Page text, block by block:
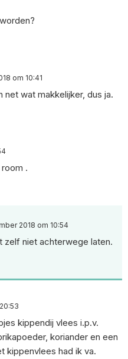
om 10:41
wat makkelijker, dus ja.
.
2018 om 10:54
zelf niet achterwege laten.
kippendij vlees i.p.v.
koriander en een
kippenvlees had ik va.